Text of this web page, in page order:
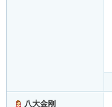
八大金刚